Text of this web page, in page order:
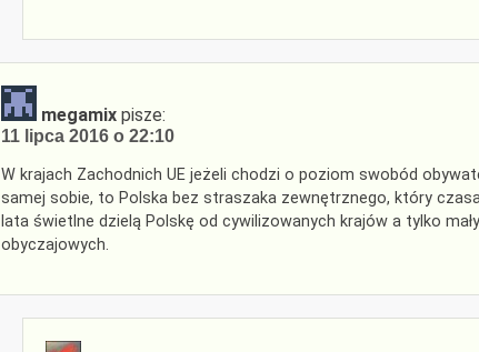
megamix pisze:
11 lipca 2016 o 22:10
W krajach Zachodnich UE jeżeli chodzi o poziom swobód
samej sobie, to Polska bez straszaka zewnętrznego, który
lata świetlne dzielą Polskę od cywilizowanych krajów a tylko
obyczajowych.